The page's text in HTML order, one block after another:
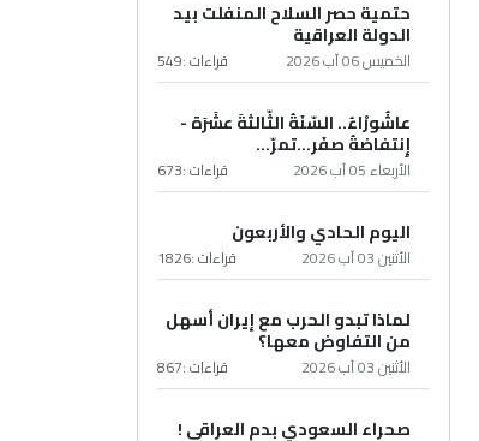
حتمية حصر السلاح المنفلت بيد
الدولة العراقية
الخميس 06 آب 2026 قراءات :549
عاشُورْاءُ.. السّنَةُ الثّالثةَ عشَرَة -
إِنتفاضةُ صفَر…تمرّ...
الأربعاء 05 آب 2026 قراءات :673
اليوم الحادي والأربعون
الأثنين 03 آب 2026 قراءات :1826
لماذا تبدو الحرب مع إيران أسهل
من التفاوض معها؟
الأثنين 03 آب 2026 قراءات :867
صحراء السعودي بدم العراقي !